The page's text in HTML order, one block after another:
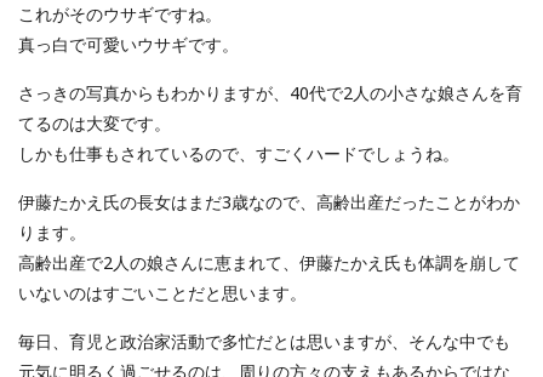
これがそのウサギですね。
真っ白で可愛いウサギです。
さっきの写真からもわかりますが、40代で2人の小さな娘さんを育
てるのは大変です。
しかも仕事もされているので、すごくハードでしょうね。
伊藤たかえ氏の長女はまだ3歳なので、高齢出産だったことがわか
ります。
高齢出産で2人の娘さんに恵まれて、伊藤たかえ氏も体調を崩して
いないのはすごいことだと思います。
毎日、育児と政治家活動で多忙だとは思いますが、そんな中でも
元気に明るく過ごせるのは、周りの方々の支えもあるからではな